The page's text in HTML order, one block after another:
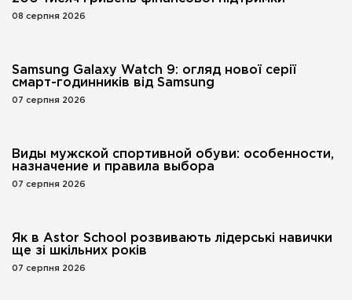
08 серпня 2026
Samsung Galaxy Watch 9: огляд нової серії
смарт-годинників від Samsung
07 серпня 2026
Виды мужской спортивной обуви: особенности,
назначение и правила выбора
07 серпня 2026
Як в Astor School розвивають лідерські навички
ще зі шкільних років
07 серпня 2026